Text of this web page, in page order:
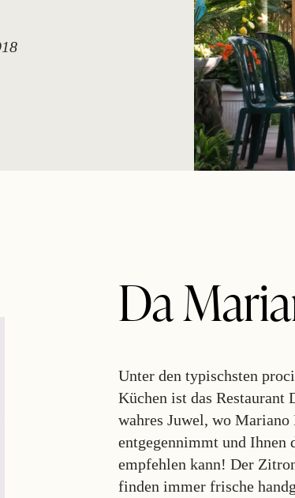
Da
Unter den typischsten
Küchen ist das
wahres Juwel, wo
entgegennimmt und Ihnen
empfehlen kann! Der
finden immer frische